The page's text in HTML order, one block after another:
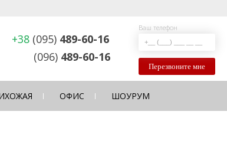
+38 (095) 489-60-16
(096) 489-60-16
Ваш телефон
Перезвоните мне
ОФИС ШОУРУМ